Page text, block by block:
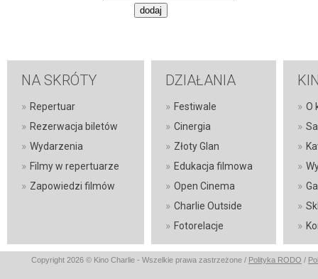
NA SKRÓTY
» Repertuar
» Rezerwacja biletów
» Wydarzenia
» Filmy w repertuarze
» Zapowiedzi filmów
DZIAŁANIA
» Festiwale
» Cinergia
» Złoty Glan
» Edukacja filmowa
» Open Cinema
» Charlie Outside
» Fotorelacje
» O
»
»
»
»
»
»
Copyright 2026 © Kino Charlie - Wszelkie prawa zastrzeżone / Polityka RODO /